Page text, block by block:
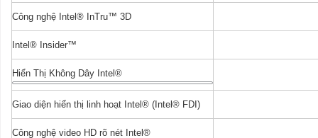
Công nghệ Intel® InTru™ 3D
Intel® Insider™
Hiển Thị Không Dây Intel®
Giao diện hiển thị linh hoạt Intel® (Intel® FDI)
Công nghệ video HD rõ nét Intel®